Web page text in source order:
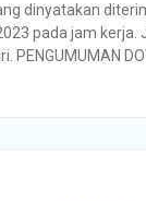
dinyatakan
pada jam
PENGUMUMAN